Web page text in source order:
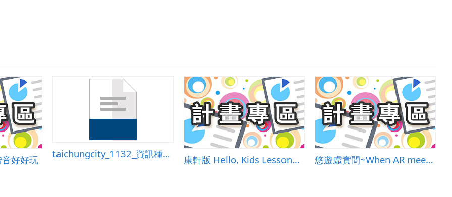
好好玩
taichungcity_1132_資訊種子學校單元教學教案第十三課-加cc.doc
康軒版 Hello, Kids Lesson1-He Is Smart &amp; 自編教材 悠遊虛實間~When AR meets Education!